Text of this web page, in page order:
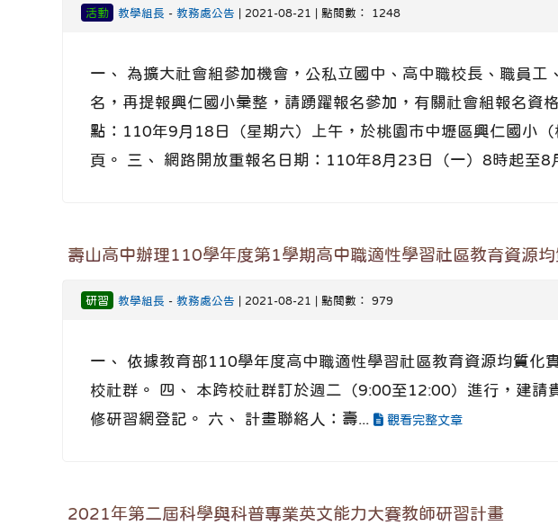
活動 教學組長 -教務處公告 | 2021-08-21 | 點閱數： 1248
一、 為擴大社會組參加機會，公私立國中、高中職校長、職員
名，再提報興仁國小彙整，請踴躍報名參加，有關社會組報名資
點：110年9月18日（星期六）上午，於桃園市中壢區興仁國小
頁。 三、 網路開放重報名日期：110年8月23日（一）8時起至8
壽山高中辦理110學年度第1學期高中職適性學習社區教育資源均
研習 教學組長 -教務處公告 | 2021-08-21 | 點閱數： 979
一、 依據教育部110學年度高中職適性學習社區教育資源均質化
校社群。 四、 本跨校社群訂於週二（9:00至12:00）進行，建
修研習網登記。 六、 計畫聯絡人：壽...
觀看完整文章
2021年第二屆科學與科普專業英文能力大賽教師研習計畫